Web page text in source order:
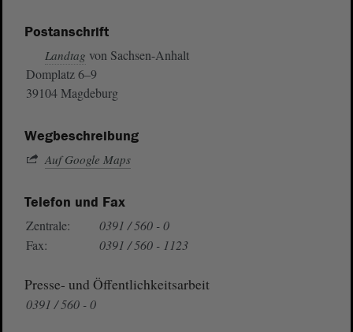
Postanschrift
Landtag von Sachsen-Anhalt
Domplatz 6–9
39104 Magdeburg
Wegbeschreibung
Auf Google Maps
Telefon und Fax
Zentrale:
0391 / 560 - 0
Fax:
0391 / 560 - 1123
Presse- und Öffentlichkeitsarbeit
0391 / 560 - 0